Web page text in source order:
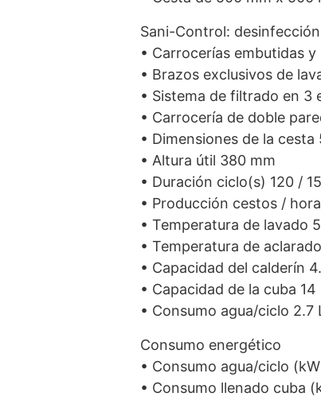
Sani-Control:
• Carrocerías embutidas
• Brazos exclusivos de
• Sistema de filtrado en 3
• Carrocería de doble
• Dimensiones de la
• Altura útil 380 mm
• Duración ciclo(s) 120 /
• Producción cestos /
• Temperatura de lavado
• Temperatura de
• Capacidad del calderín
• Capacidad de la cuba 14
• Consumo agua/ciclo 2.7
Consumo energético
• Consumo agua/ciclo
• Consumo llenado cuba